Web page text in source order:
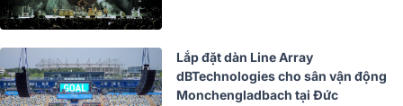
Lắp đặt dàn Line Array
dBTechnologies cho sân vận động
Monchengladbach tại Đức